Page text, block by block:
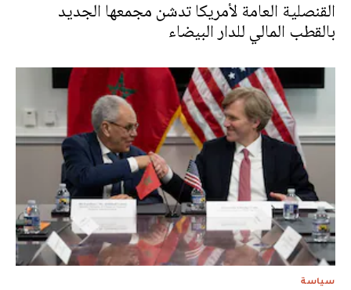
القنصلية العامة لأمريكا تدشن مجمعها الجديد
بالقطب المالي للدار البيضاء
سياسة